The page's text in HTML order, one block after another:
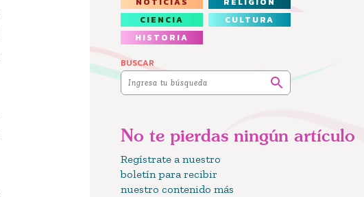
CIENCIA
CULTURA
HISTORIA
BUSCAR
No te pierdas ningún artículo
Regístrate a nuestro
boletín para recibir
nuestro contenido más